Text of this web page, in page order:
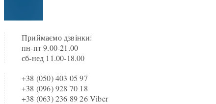
Приймаємо дзвінки:
пн-пт 9.00-21.00
сб-нед 11.00-18.00
+38 (050) 403 05 97
+38 (096) 928 70 18
+38 (063) 236 89 26 Viber